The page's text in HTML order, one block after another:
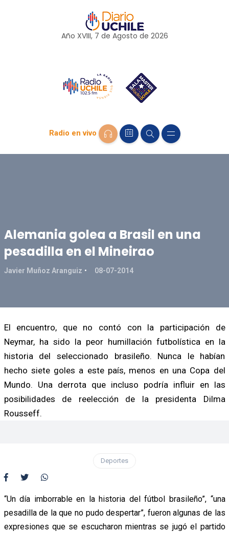
Año XVIII, 7 de Agosto de 2026
Radio en vivo
Alemania golea a Brasil en una
pesadilla en el Mineirao
Javier Muñoz Aranguiz 08-07-2014
El encuentro, que no contó con la participación de
Neymar, ha sido la peor humillación futbolística en la
historia del seleccionado brasileño. Nunca le habían
hecho siete goles a este país, menos en una Copa del
Mundo. Una derrota que incluso podría influir en las
posibilidades de reelección de la presidenta Dilma
Rousseff.
Deportes
“Un día imborrable en la historia del fútbol brasileño”, “una
pesadilla de la que no pudo despertar”, fueron algunas de las
expresiones que se escucharon mientras se jugó el partido